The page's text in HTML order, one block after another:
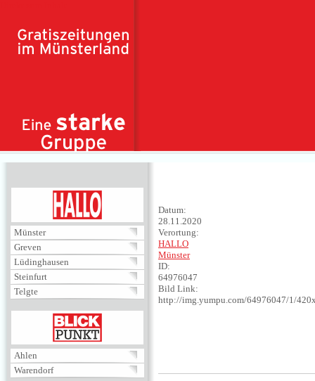
Münster
Greven
Lüdinghausen
Steinfurt
Telgte
BLICKPUNKT
Ahlen
Warendorf
Datum:
28.11.2020
Verortung:
HALLO
Münster
ID:
64976047
Bild Link:
http://img.yumpu.com/64976047/1/